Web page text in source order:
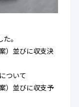
。
）並びに収支決
ついて
）並びに収支予